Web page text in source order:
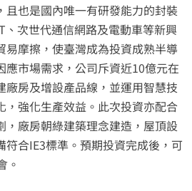
且也是國內唯一有研發能力的封裝
、次世代通信網路及電動車等新興
易摩擦，使臺灣成為投資成熟半導
應市場需求，公司斥資近10億元在
廠房及增設產品線，並運用智慧技
，強化生產效益。此次投資亦配合
，廠房朝綠建築理念建造，屋頂設
符合IE3標準。預期投資完成後，可
。